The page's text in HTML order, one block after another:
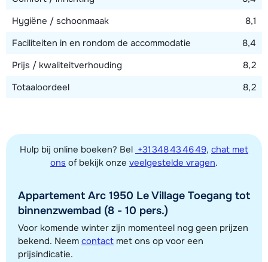
Toon alle accommodaties in dit gebied
Deze kaart geeft een indicatie van de ligging van onze accommodaties. De
exacte locatie kan enigszins afwijken.
Hygiëne / schoonmaak
8,1
Faciliteiten in en rondom de accommodatie
8,4
Prijs / kwaliteitverhouding
8,2
Totaaloordeel
8,2
Hulp bij online boeken? Bel +31 348 43 46 49, chat met
ons of bekijk onze veelgestelde vragen.
Appartement Arc 1950 Le Village Toegang tot
binnenzwembad (8 - 10 pers.)
Voor komende winter zijn momenteel nog geen prijzen
bekend. Neem contact met ons op voor een
prijsindicatie.